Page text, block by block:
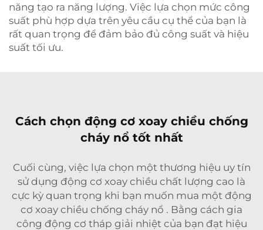
năng tạo ra năng lượng. Việc lựa chọn mức công
suất phù hợp dựa trên yêu cầu cụ thể của bạn là
rất quan trọng để đảm bảo đủ công suất và hiệu
suất tối ưu.
Cách chọn động cơ xoay chiều chống
cháy nổ tốt nhất
Cuối cùng, việc lựa chọn một thương hiệu uy tín
sử dụng động cơ xoay chiều chất lượng cao là
cực kỳ quan trọng khi bạn muốn mua một động
cơ xoay chiều chống cháy nổ . Bằng cách gia
công động cơ tháp giải nhiệt của bạn đạt hiệu